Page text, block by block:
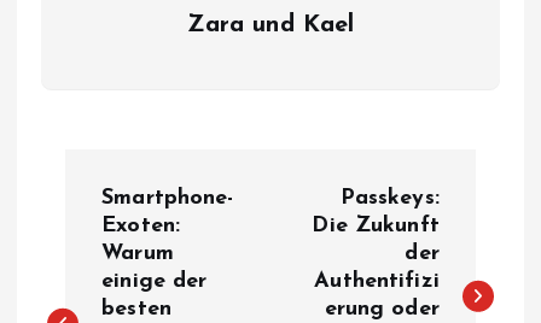
Zara und Kael
Smartphone-
Exoten:
Warum
einige der
besten
Passkeys:
Die Zukunft
der
Authentifizi
erung oder